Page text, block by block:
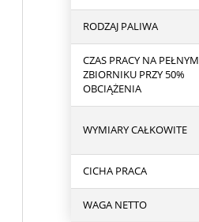
RODZAJ PALIWA
CZAS PRACY NA PEŁNYM
ZBIORNIKU PRZY 50%
OBCIĄŻENIA
WYMIARY CAŁKOWITE
CICHA PRACA
WAGA NETTO